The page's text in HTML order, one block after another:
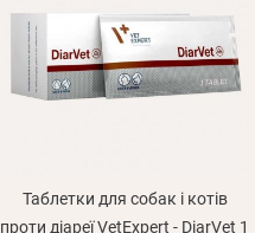
Таблетки для собак і котів
проти діареї VetExpert - DiarVet 1